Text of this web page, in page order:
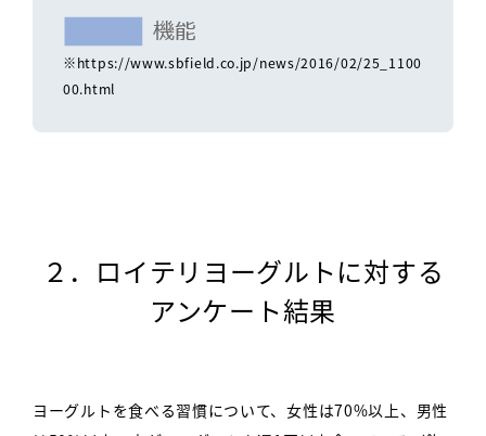
※https://www.sbfield.co.jp/news/2016/02/25_1100
00.html
２．ロイテリヨーグルトに対する
アンケート結果
ヨーグルトを食べる習慣について、女性は70%以上、男性